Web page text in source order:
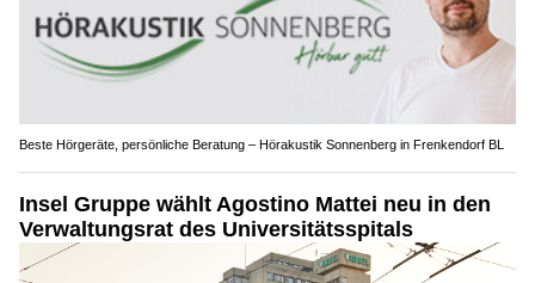
Beste Hörgeräte, persönliche Beratung – Hörakustik Sonnenberg in Frenkendorf BL
Insel Gruppe wählt Agostino Mattei neu in den
Verwaltungsrat des Universitätsspitals